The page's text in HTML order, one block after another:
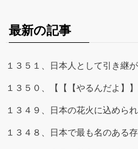
最新の記事
１３５１、日本人として引き継
１３５０、【【【やるんだよ】
１３４９、日本の花火に込められ
１３４８、日本で最も名のある